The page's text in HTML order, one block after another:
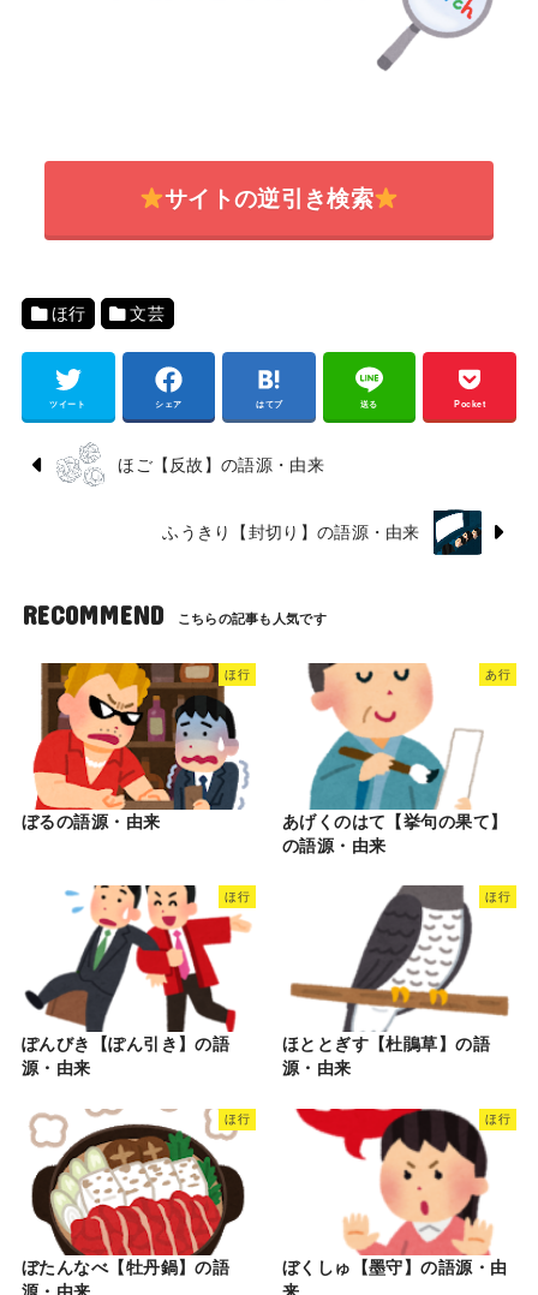
サイトの逆引き検索
ほ行 文芸
ツイート シェア はてブ 送る Pocket
ほご【反故】の語源・由来
ふうきり【封切り】の語源・由来
RECOMMEND
ほ行
ぼるの語源・由来
あ行
あげくのはて【挙句の果て】
の語源・由来
ほ行
ぽんびき【ぽん引き】の語
源・由来
ほ行
ほととぎす【杜鵑草】の語
源・由来
ほ行
ぼたんなべ【牡丹鍋】の語
源・由来
ほ行
ぼくしゅ【墨守】の語源・由
来